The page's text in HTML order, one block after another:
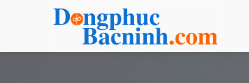
dung